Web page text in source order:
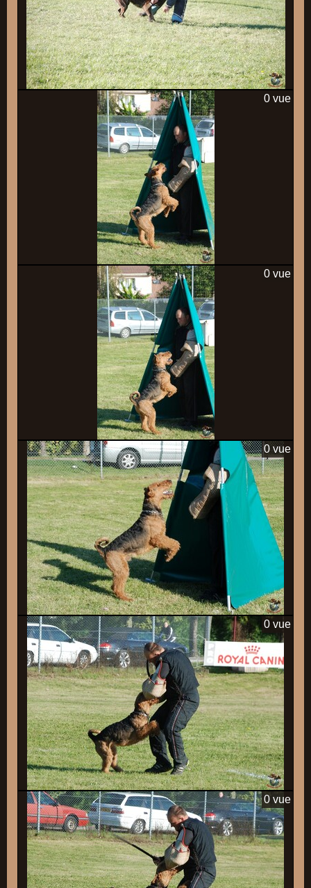
0 vue
0 vue
0 vue
0 vue
0 vue